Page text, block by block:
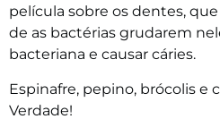
película sobre os dentes,
de as bactérias grudarem
bacteriana e causar cáries.
Espinafre, pepino, brócolis e
Verdade!